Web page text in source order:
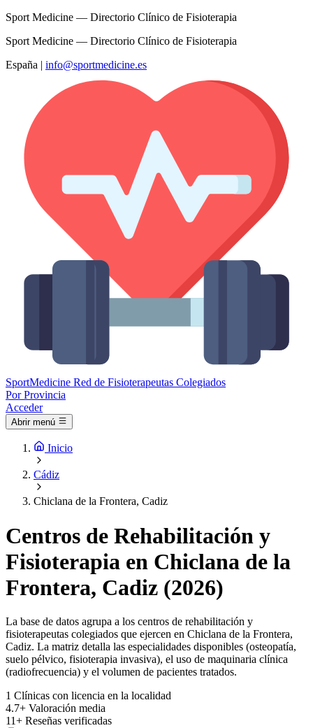
Sport Medicine — Directorio Clínico de Fisioterapia
Sport Medicine — Directorio Clínico de Fisioterapia
España | info@sportmedicine.es
SportMedicine Red de Fisioterapeutas Colegiados
Por Provincia
Acceder
Abrir menú
Inicio
Cádiz
Chiclana de la Frontera, Cadiz
Centros de Rehabilitación y
Fisioterapia en Chiclana de la
Frontera, Cadiz (2026)
La base de datos agrupa a los centros de rehabilitación y
fisioterapeutas colegiados que ejercen en Chiclana de la Frontera,
Cadiz. La matriz detalla las especialidades disponibles (osteopatía,
suelo pélvico, fisioterapia invasiva), el uso de maquinaria clínica
(radiofrecuencia) y el volumen de pacientes tratados.
1 Clínicas con licencia en la localidad
4.7+ Valoración media
11+ Reseñas verificadas